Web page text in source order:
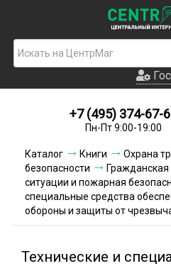
Условия
Условия
+7 (495) 374-67-
Пн-Пт 9:00-19:00
Каталог Книги
Охрана
безопасности
ситуации и пожарная
специальные средства
обороны и защиты от
Технические и